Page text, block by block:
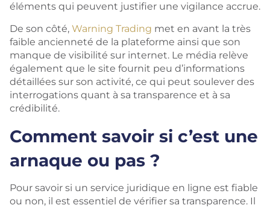
éléments qui peuvent justifier une vigilance accrue.
De son côté, Warning Trading met en avant la très
faible ancienneté de la plateforme ainsi que son
manque de visibilité sur internet. Le média relève
également que le site fournit peu d’informations
détaillées sur son activité, ce qui peut soulever des
interrogations quant à sa transparence et à sa
crédibilité.
Comment savoir si c’est une
arnaque ou pas ?
Pour savoir si un service juridique en ligne est fiable
ou non, il est essentiel de vérifier sa transparence. Il